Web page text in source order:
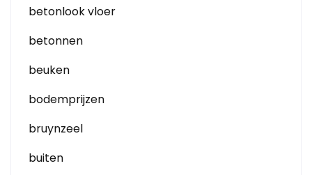
betonlook vloer
betonnen
beuken
bodemprijzen
bruynzeel
buiten